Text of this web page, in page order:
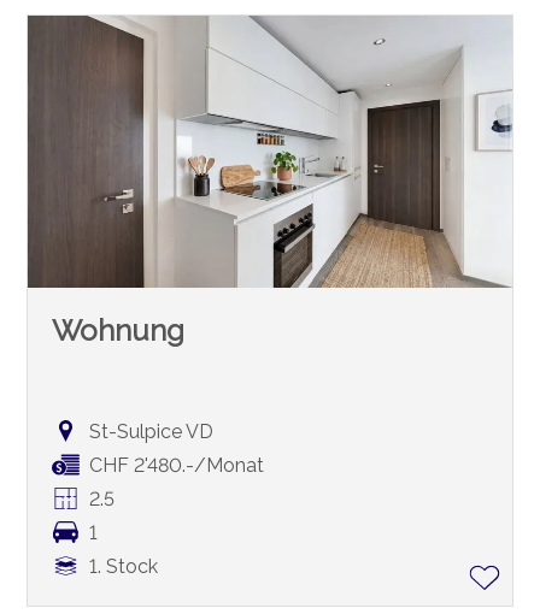
Wohnung
St-Sulpice VD
CHF 2'480.-/Monat
2.5
1
1. Stock